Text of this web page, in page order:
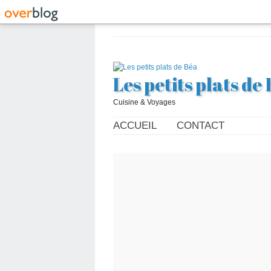
Les petits plats de
Cuisine & Voyages
ACCUEIL CONTACT